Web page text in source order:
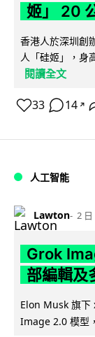
姬」 20
香港人於深圳創
人「硅姬」，身
閱讀全文
33 14 ↗
人工智能
Lawton 2 日
Grok
部編輯及
Elon Musk 旗下
Image 2.0 模型